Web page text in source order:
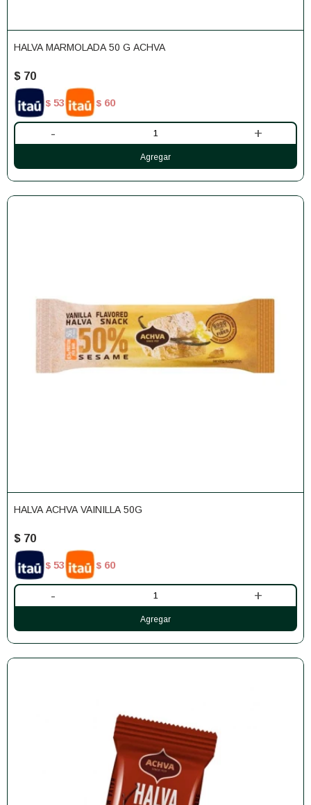
HALVA MARMOLADA 50 G ACHVA
$ 70
$ 53 $ 60
- +
HALVA ACHVA VAINILLA 50G
$ 70
$ 53 $ 60
- +